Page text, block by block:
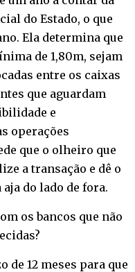
do Estado, o que
Ela determina que
de 1,80m, sejam
entre os caixas
que aguardam
e
operações
que o olheiro que
a transação e dê o
do lado de fora.
os bancos que não
de 12 meses para que